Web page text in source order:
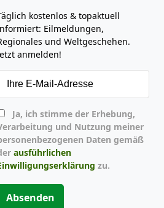
kostenlos & topaktuell
Eilmeldungen,
und Weltgeschehen.
anmelden!
und Nutzung meiner
Daten gemäß
ausführlichen
zu.
Absenden